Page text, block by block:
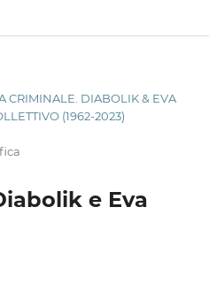
CRIMINALE. DIABOLIK & EVA
(1962-2023)
e Eva